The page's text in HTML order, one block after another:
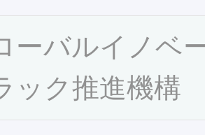
ーバルイノベ
ック推進機構